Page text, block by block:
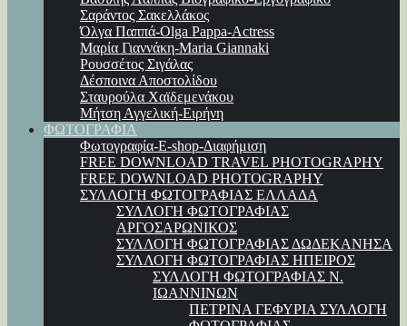
Σαράντος Σακελλάκος
Όλγα Παππά-Olga Pappa-Αctress
Μαρία Γιαννάκη-Maria Giannaki
Ρουσσέτος Σιγάλας
Δέσποινα Αποστολίδου
Σταυρούλα Χαϊδεμενάκου
Μήτση Αγγελική-Ειρήνη
ΦΩΤΟΓΡΑΦΙΑ
Φωτογραφία-E-shop-Διαφήμιση
FREE DOWNLOAD TRAVEL PHOTOGRAPHY
FREE DOWNLOAD PHOTOGRAPHY
ΣΥΛΛΟΓΗ ΦΩΤΟΓΡΑΦΙΑΣ ΕΛΛΑΔΑ
ΣΥΛΛΟΓΗ ΦΩΤΟΓΡΑΦΙΑΣ
ΑΡΓΟΣΑΡΩΝΙΚΟΣ
ΣΥΛΛΟΓΗ ΦΩΤΟΓΡΑΦΙΑΣ ΔΩΔΕΚΑΝΗΣΑ
ΣΥΛΛΟΓΗ ΦΩΤΟΓΡΑΦΙΑΣ ΗΠΕΙΡΟΣ
ΣΥΛΛΟΓΗ ΦΩΤΟΓΡΑΦΙΑΣ Ν.
ΙΩΑΝΝΙΝΩΝ
ΠΕΤΡΙΝΑ ΓΕΦΥΡΙΑ ΣΥΛΛΟΓΗ